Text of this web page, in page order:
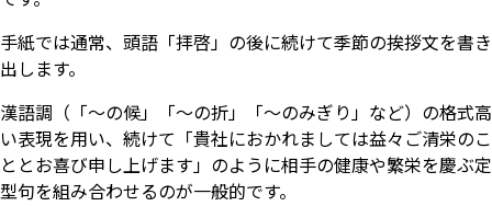
手紙では通常、頭語「拝啓」の後に続けて季節の挨拶文を書き
出します。
漢語調（「～の候」「～の折」「～のみぎり」など）の格式高
い表現を用い、続けて「貴社におかれましては益々ご清栄のこ
ととお喜び申し上げます」のように相手の健康や繁栄を慶ぶ定
型句を組み合わせるのが一般的です。